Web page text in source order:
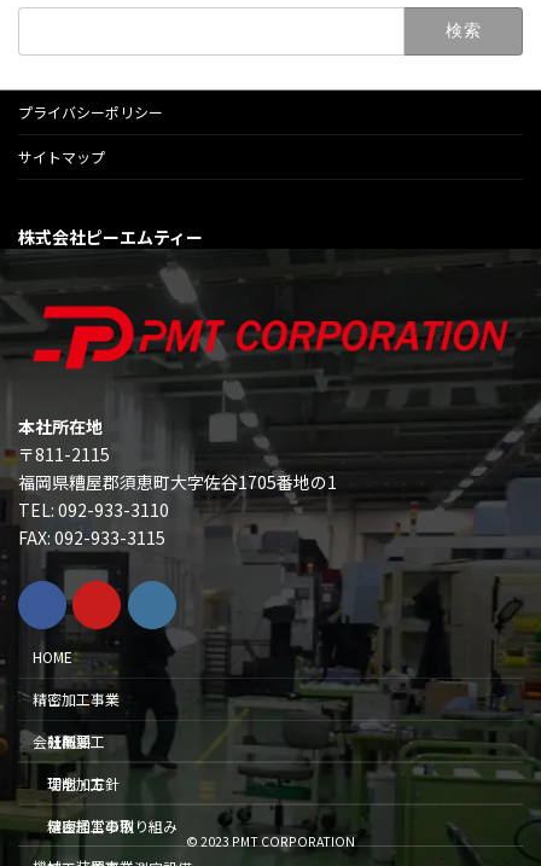
検
プライバシーポリシー
サイトマップ
株式会社ピーエムティー
本社所在地
〒811-2115
福岡県糟屋郡須恵町大字佐谷1705番地の1
TEL: 092-933-3110
FAX: 092-933-3115
HOME
精密加工事業
研削加工
切削加工
精密加工事例
会社概要
理念・方針
健康経営の取り組み
© 2023 PMT CORPORATION